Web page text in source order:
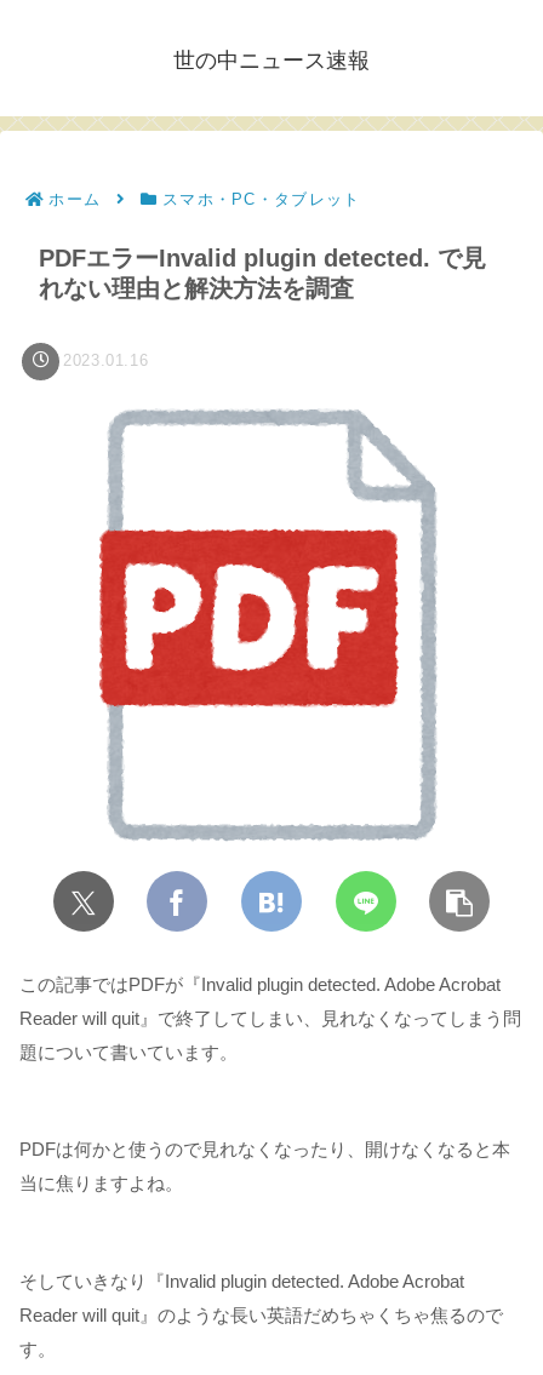
世の中ニュース速報
ホーム スマホ・PC・タブレット
PDFエラーInvalid plugin detected. で見
れない理由と解決方法を調査
2023.01.16
この記事ではPDFが『Invalid plugin detected. Adobe Acrobat
Reader will quit 』で終了してしまい、見れなくなってしまう問
題について書いています。
PDFは何かと使うので見れなくなったり、開けなくなると本
当に焦りますよね。
そしていきなり『Invalid plugin detected. Adobe Acrobat
Reader will quit 』のような長い英語だめちゃくちゃ焦るので
す。